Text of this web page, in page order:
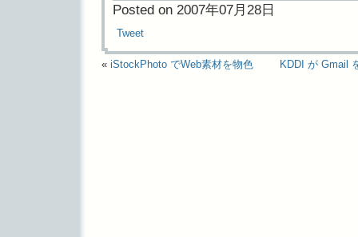
Posted on 2007年07月28日
Tweet
« iStockPhoto でWeb素材を物色 KDDI が Gmail